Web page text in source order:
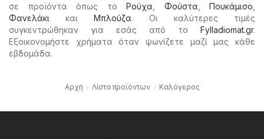
σε προϊόντα όπως το Ρούχα Φούστα Πουκάμισο
Φανελάκι και Μπλούζα. Οι καλύτερες τιμές
συγκεντρώθηκαν για εσάς από το Fylladiomat.gr.
Εξοικονομήστε χρήματα όταν ψωνίζετε μαζί μας κάθε
εβδομάδα.
Αρχή Λίστα προϊόντων Καλόγερος